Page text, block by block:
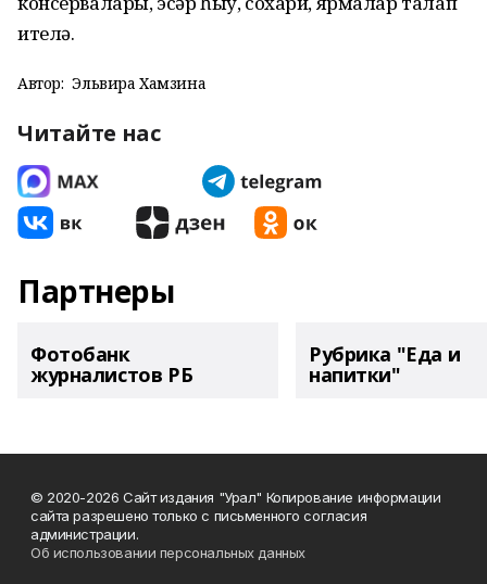
ителә.
Автор: Эльвира Хамзина
Читайте нас
Партнеры
Фотобанк
журналистов РБ
Рубрика "Еда и
напитки"
© 2020-2026 Сайт издания "Урал" Копирование информации
сайта разрешено только с письменного согласия
администрации.
Об использовании персональных данных